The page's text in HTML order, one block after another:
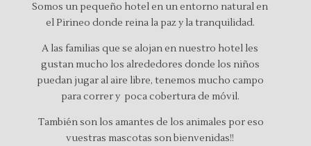
Somos un pequeño hotel en un entorno natural en
el Pirineo donde reina la paz y la tranquilidad.
A las familias que se alojan en nuestro hotel les
gustan mucho los alrededores donde los niños
puedan jugar al aire libre, tenemos mucho campo
para correr y poca cobertura de móvil.
También son los amantes de los animales por eso
vuestras mascotas son bienvenidas!!